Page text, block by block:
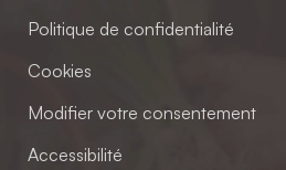
Politique de confidentialité
Cookies
Modifier votre consentement
Accessibilité